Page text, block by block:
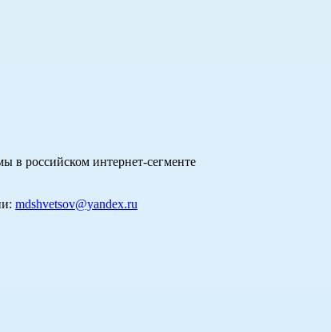
в российском интернет-сегменте
mdshvetsov@yandex.ru